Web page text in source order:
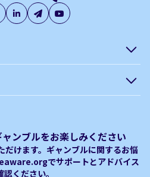
Plinko｜プリンコとは？
オンラインカジノボーナス
ンブルをお楽しみください
だけます。ギャンブルに関するお悩
でサポートとアドバイス
認ください。